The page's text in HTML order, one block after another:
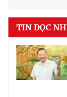
TIN ĐỌC